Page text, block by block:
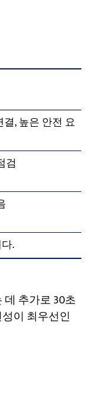
, 높은 안전 요
검
.
추가로 30초
이 최우선인